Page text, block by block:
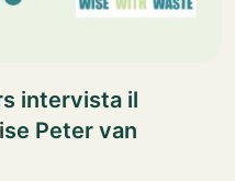
intervista il
Peter van